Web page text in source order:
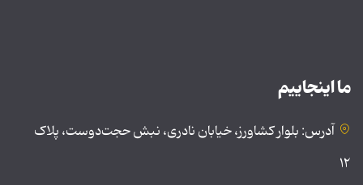
ما اینجاییم
آدرس: بلوار کشاورز، خیابان نادری، نبش حجت‌دوست، پلاک
۱۲